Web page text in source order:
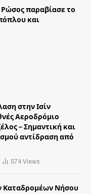
παραβίασε το
και
στην Ισίν
Αεροδρόμιο
– Σημαντική και
αντίδραση από
574 Views
Καταδρομέων Νήσου